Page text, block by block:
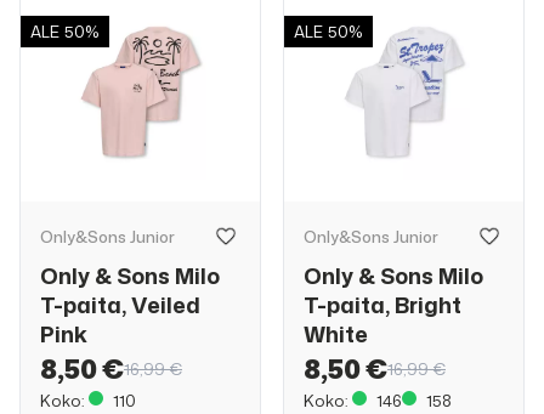
ALE 50%
Only&Sons Junior
Only & Sons Milo
T-paita, Veiled
Pink
8,50 €16,99 €
Koko:
110
ALE 50%
Only&Sons Junior
Only & Sons Milo
T-paita, Bright
White
8,50 €16,99 €
Koko:
146 158